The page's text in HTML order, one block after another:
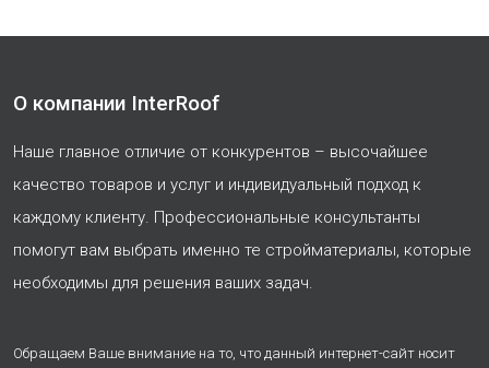
О компании InterRoof
Наше главное отличие от конкурентов – высочайшее
качество товаров и услуг и индивидуальный подход к
каждому клиенту. Профессиональные консультанты
помогут вам выбрать именно те стройматериалы, которые
необходимы для решения ваших задач.
Обращаем Ваше внимание на то, что данный интернет-сайт носит